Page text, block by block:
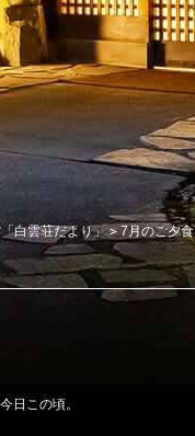
白雲荘だより」 7月のご夕食
日この頃。